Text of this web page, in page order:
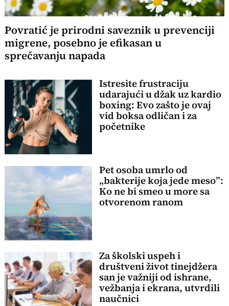
Povratić je prirodni saveznik u prevenciji
migrene, posebno je efikasan u
sprečavanju napada
Istresite frustraciju
udarajući u džak uz kardio
boxing: Evo zašto je ovaj
vid boksa odličan i za
početnike
Pet osoba umrlo od
„bakterije koja jede meso”:
Ko ne bi smeo u more sa
otvorenom ranom
Za školski uspeh i
društveni život tinejdžera
san je važniji od ishrane,
vežbanja i ekrana, utvrdili
naučnici